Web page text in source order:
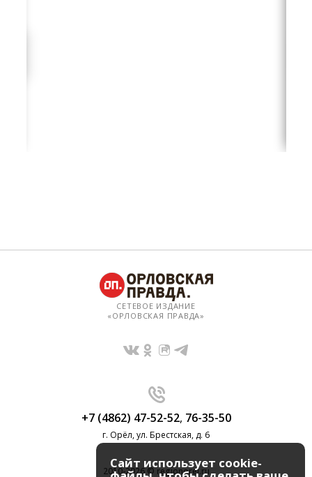
СЕТЕВОЕ ИЗДАНИЕ
«ОРЛОВСКАЯ ПРАВДА»
+7 (4862) 47-52-52, 76-35-50
г. Орёл, ул. Брестская, д. 6
2010-2026 © regionorel.ru
Сайт использует cookie-